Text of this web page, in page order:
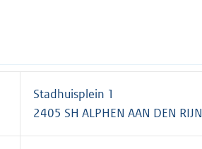
Stadhuisplein 1
2405 SH ALPHEN AAN DEN RIJN